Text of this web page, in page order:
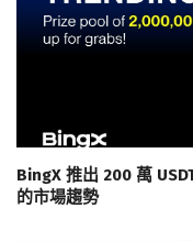
BingX 推出 200 萬
的市場趨勢